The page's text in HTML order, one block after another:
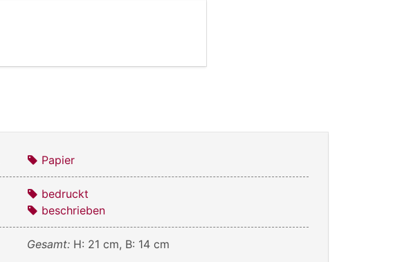
Papier
bedruckt
beschrieben
Gesamt: H: 21 cm, B: 14 cm